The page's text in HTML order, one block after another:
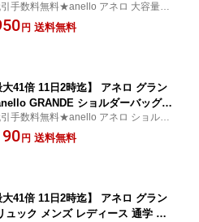
A4 anello GRANDE 10ポケット 通
量 軽い A4サイズ ファスナー付き
手数料無料★anello アネロ 大容量 ト
ッグ 肩掛け 撥水
円 送料無料
大41倍 11日2時迄】 アネロ グラン
GRANDE ショルダーバッグ
ィース 斜めがけバッグ anello GRA
斜めがけ A5 大人 ショルダー バッ
手数料無料★anello アネロ ショルダ
グ バッグ 斜め掛け
円 送料無料
大41倍 11日2時迄】 アネロ グラン
ュック メンズ レディース 通学 大